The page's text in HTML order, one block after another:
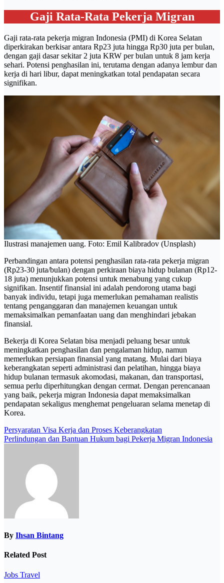
Gaji Rata-Rata Pekerja Migran
Gaji rata-rata pekerja migran Indonesia (PMI) di Korea Selatan
diperkirakan berkisar antara Rp23 juta hingga Rp30 juta per bulan,
dengan gaji dasar sekitar 2 juta KRW per bulan untuk 8 jam kerja
sehari. Potensi penghasilan ini, terutama dengan adanya lembur dan
kerja di hari libur, dapat meningkatkan total pendapatan secara
signifikan.
Ilustrasi manajemen uang. Foto: Emil Kalibradov (Unsplash)
Perbandingan antara potensi penghasilan rata-rata pekerja migran
(Rp23-30 juta/bulan) dengan perkiraan biaya hidup bulanan (Rp12-
18 juta) menunjukkan potensi untuk menabung yang cukup
signifikan. Insentif finansial ini adalah pendorong utama bagi
banyak individu, tetapi juga memerlukan pemahaman realistis
tentang penganggaran dan manajemen keuangan untuk
memaksimalkan pemanfaatan uang dan menghindari jebakan
finansial.
Bekerja di Korea Selatan bisa menjadi peluang besar untuk
meningkatkan penghasilan dan pengalaman hidup, namun
memerlukan persiapan finansial yang matang. Mulai dari biaya
keberangkatan seperti administrasi dan pelatihan, hingga biaya
hidup bulanan termasuk akomodasi, makanan, dan transportasi,
semua perlu diperhitungkan dengan cermat. Dengan perencanaan
yang baik, pekerja migran Indonesia dapat memaksimalkan
pendapatan sekaligus menghemat pengeluaran selama menetap di
Korea.
Post
navigation
Persyaratan Visa Kerja dan Proses Keberangkatan
Perlindungan dan Bantuan Hukum bagi Pekerja Migran Indonesia
By Ihsan Bintang
Related Post
Jobs Travel